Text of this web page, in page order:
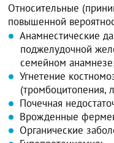
Относительные
повышенной
Анамнестические
поджелудочной
семейном
Угнетение
(тромбоцитопения,
Почечная
Врожденные
Органические